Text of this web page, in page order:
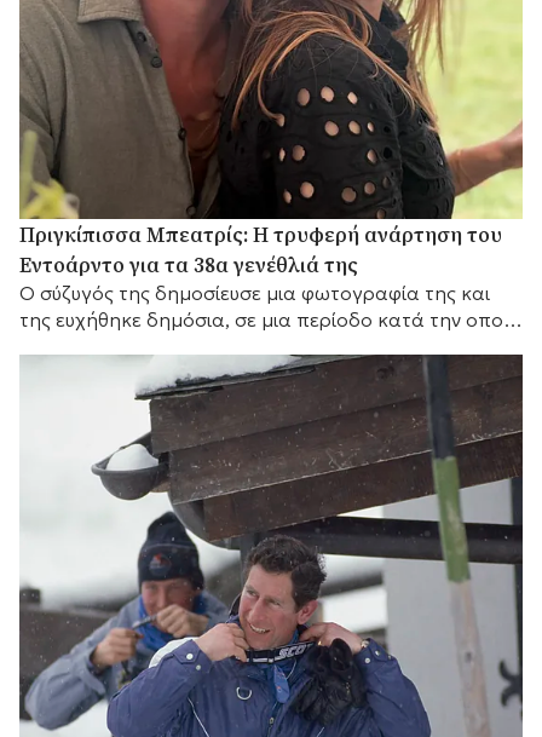
Πριγκίπισσα Μπεατρίς: Η τρυφερή ανάρτηση του
Εντοάρντο για τα 38α γενέθλιά της
Ο σύζυγός της δημοσίευσε μια φωτογραφία της και
της ευχήθηκε δημόσια, σε μια περίοδο κατά την οποία